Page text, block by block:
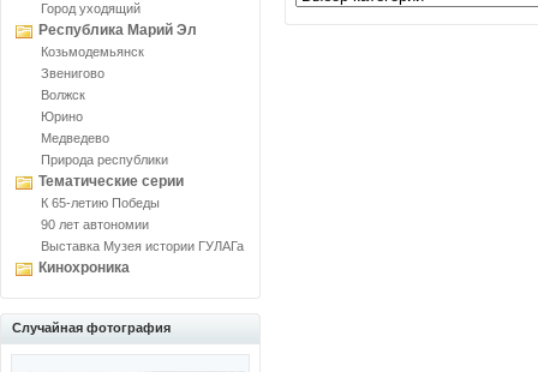
Город уходящий
Республика Марий Эл
Козьмодемьянск
Звенигово
Волжск
Юрино
Медведево
Природа республики
Тематические серии
К 65-летию Победы
90 лет автономии
Выставка Музея истории ГУЛАГа
Кинохроника
Случайная фотография